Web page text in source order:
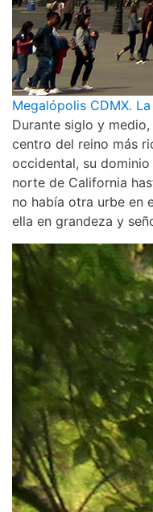
Megalópolis CDMX.
Durante siglo y
centro del reino más
occidental, su
norte de California
no había otra urbe en
ella en grandeza y